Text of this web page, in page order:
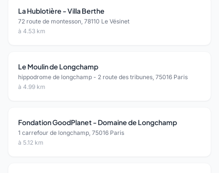
La Hublotière - Villa Berthe
72 route de montesson, 78110 Le Vésinet
à 4.53 km
Le Moulin de Longchamp
hippodrome de longchamp - 2 route des tribunes, 75016 Paris
à 4.99 km
Fondation GoodPlanet - Domaine de Longchamp
1 carrefour de longchamp, 75016 Paris
à 5.12 km